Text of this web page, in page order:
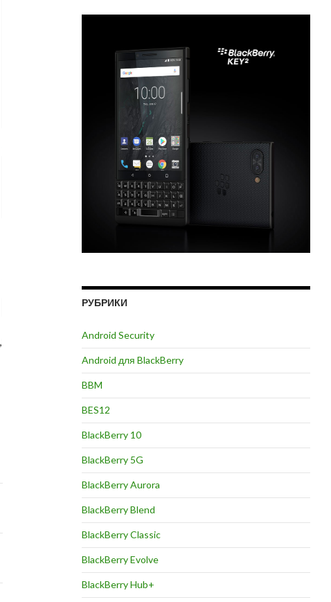
РУБРИКИ
Android Security
Android для BlackBerry
BBM
BES12
BlackBerry 10
BlackBerry 5G
BlackBerry Aurora
BlackBerry Blend
BlackBerry Classic
BlackBerry Evolve
BlackBerry Hub+